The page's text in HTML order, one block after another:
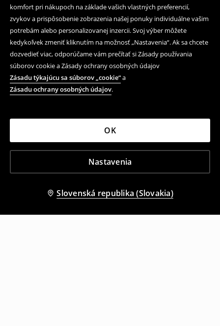
komfort pri nákupoch na základe vašich vlastných preferencií,
zvykov a prispôsobenie zobrazenia našej ponuky individuálne vašim
potrebám alebo personalizovanej inzercii. Svoj výber môžete
kedykoľvek zmeniť kliknutím na možnosť „Nastavenia“. Ak sa chcete
dozvedieť viac, odporúčame vám prečítať si Zásady používania
súborov cookie a Zásady ochrany osobných údajov
Zásadu týkajúcu sa súborov „cookie“a
Zásadu ochrany osobných údajov.
Nastavenia
OK
Slovenská republika (Slovakia)